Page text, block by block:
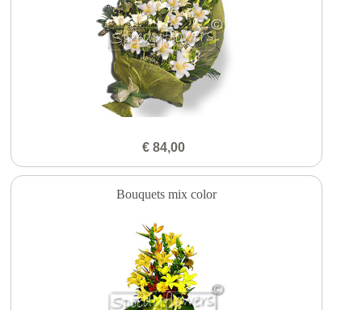
€ 84,00
Bouquets mix color